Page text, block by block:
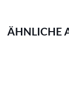
ÄHNLICHE